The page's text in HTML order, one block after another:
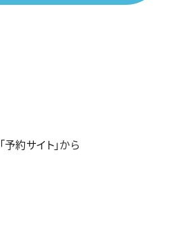
「予約サイト」から